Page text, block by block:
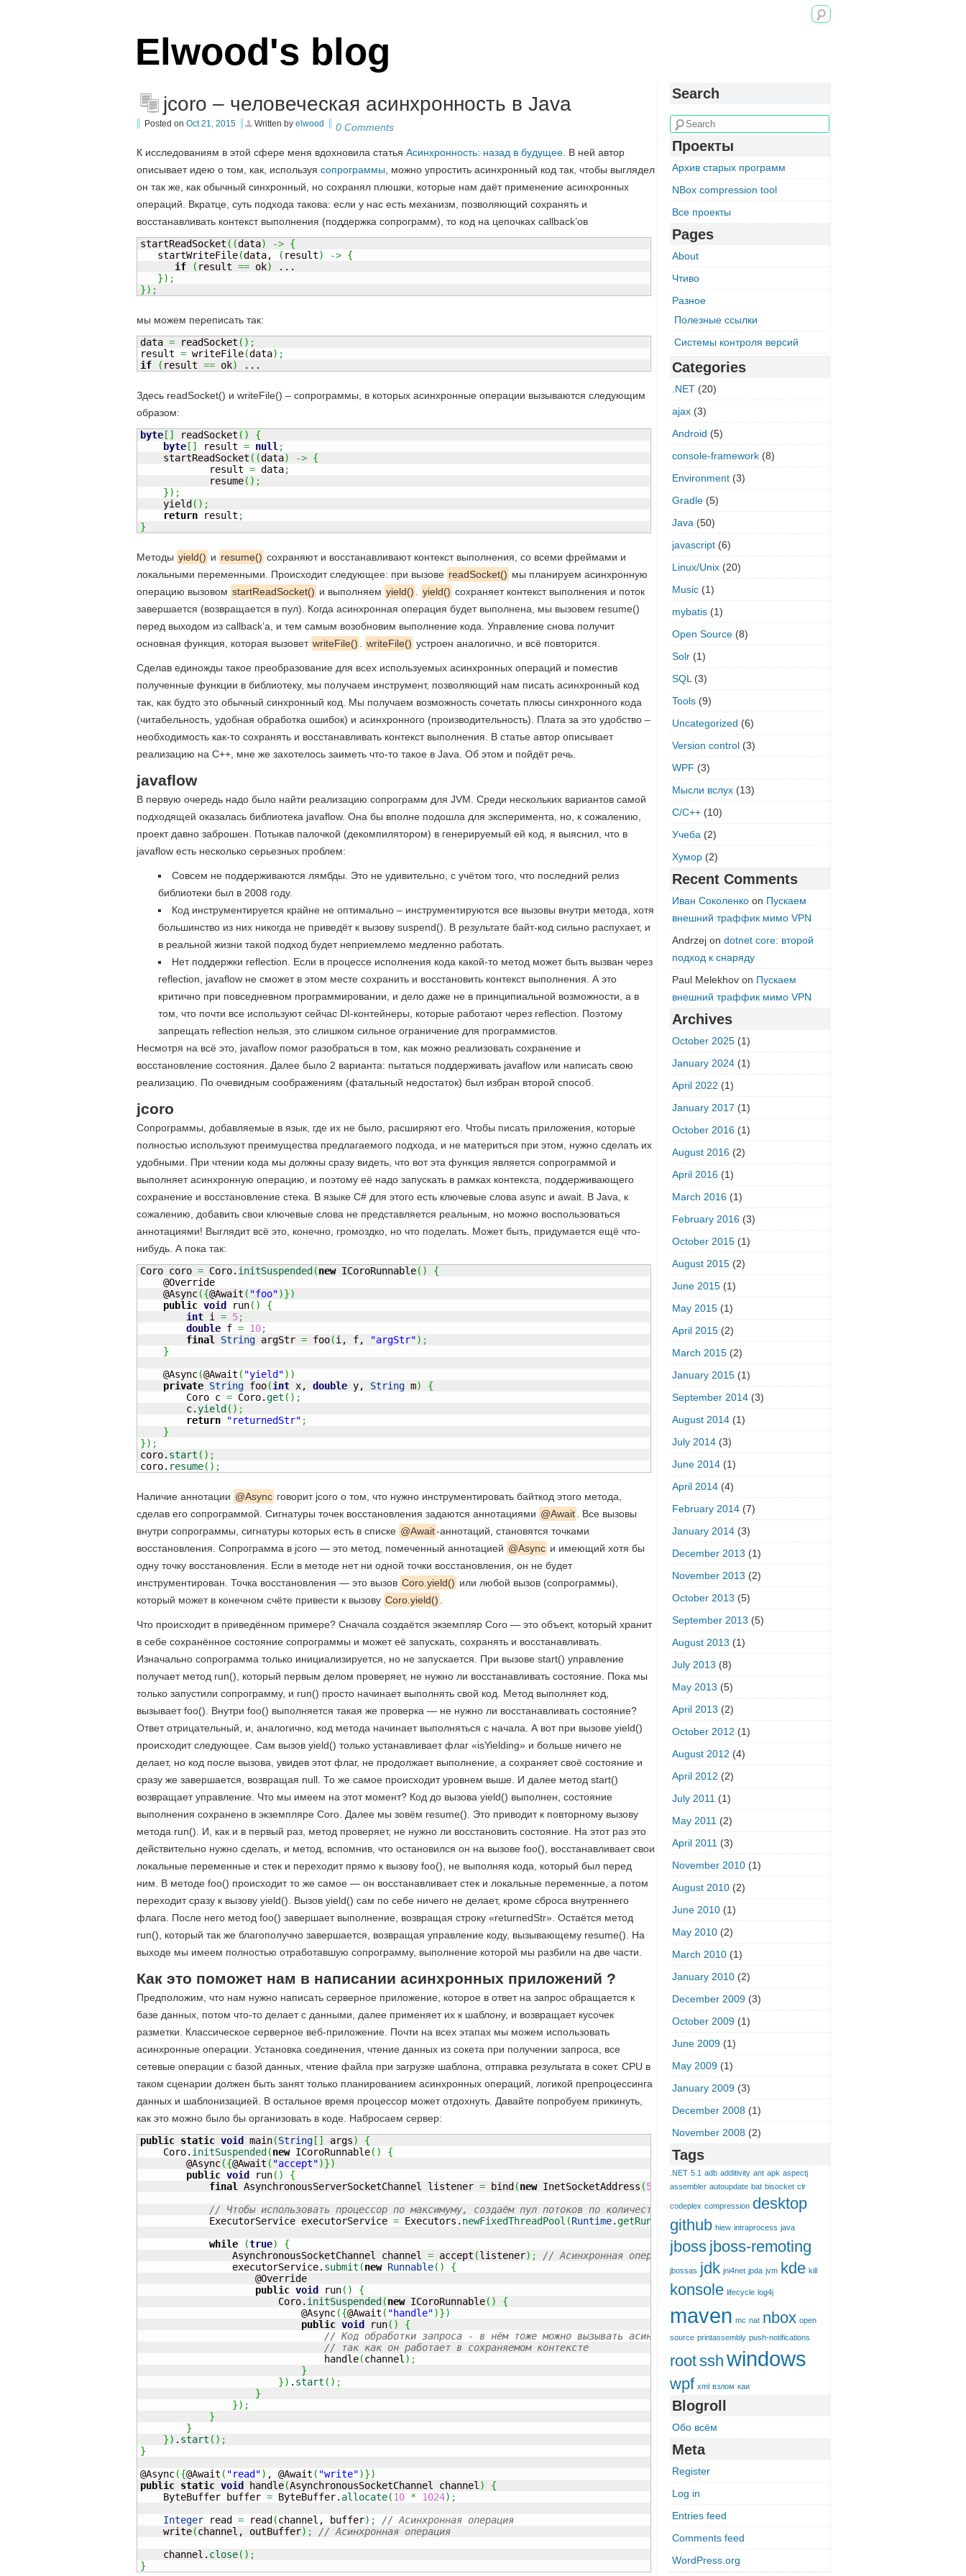
Elwood's blog
jcoro – человеческая асинхронность в Java
Posted on Oct 21, 2015 Written by elwood 0 Comments
К исследованиям в этой сфере меня вдохновила статья Асинхронность: назад в будущее . В ней автор
описывает идею о том, как, используя сопрограммы , можно упростить асинхронный код так, чтобы выглядел
он так же, как обычный синхронный, но сохранял плюшки, которые нам даёт применение асинхронных
операций. Вкратце, суть подхода такова: если у нас есть механизм, позволяющий сохранять и
восстанавливать контекст выполнения (поддержка сопрограмм), то код на цепочках callback’ов
startReadSocket ( (data) -> {
   startWriteFile
(data, ( result) -> {
if
( result == ok)
...
}) ;
}) ;
мы можем переписать так:
data = readSocket ( ) ;
result = writeFile(data) ;
if
( result == ok) ...
Здесь readSocket() и writeFile() – сопрограммы, в которых асинхронные операции вызываются следующим
образом:
byte [ ] readSocket ( )
{
byte [ ] result = null ;
    startReadSocket
( (data) -> {
	    result
= data;
	    resume
( ) ;
}) ;
    yield
( ) ;
return result ;
}
Методы yield() и resume() сохраняют и восстанавливают контекст выполнения, со всеми фреймами и
локальными переменными. Происходит следующее: при вызове readSocket() мы планируем асинхронную
операцию вызовом startReadSocket() и выполняем yield() yield() сохраняет контекст выполнения и поток
завершается (возвращается в пул). Когда асинхронная операция будет выполнена, мы вызовем resume()
перед выходом из callback’a, и тем самым возобновим выполнение кода. Управление снова получит
основная функция, которая вызовет writeFile() writeFile() устроен аналогично, и всё повторится.
Сделав единожды такое преобразование для всех используемых асинхронных операций и поместив
полученные функции в библиотеку, мы получаем инструмент, позволяющий нам писать асинхронный код
так, как будто это обычный синхронный код. Мы получаем возможность сочетать плюсы синхронного кода
(читабельность, удобная обработка ошибок) и асинхронного (производительность). Плата за это удобство –
необходимость как-то сохранять и восстанавливать контекст выполнения. В статье автор описывает
реализацию на С++, мне же захотелось заиметь что-то такое в Java. Об этом и пойдёт речь.
javaflow
В первую очередь надо было найти реализацию сопрограмм для JVM. Среди нескольких вариантов самой
подходящей оказалась библиотека javaflow. Она бы вполне подошла для эксперимента, но, к сожалению,
проект давно заброшен. Потыкав палочкой (декомпилятором) в генерируемый ей код, я выяснил, что в
javaflow есть несколько серьезных проблем:
Совсем не поддерживаются лямбды. Это не удивительно, с учётом того, что последний релиз
библиотеки был в 2008 году.
Код инструментируется крайне не оптимально – инструментируются все вызовы внутри метода, хотя
большинство из них никогда не приведёт к вызову suspend(). В результате байт-код сильно распухает, и
в реальной жизни такой подход будет неприемлемо медленно работать.
Нет поддержки reflection. Если в процессе исполнения кода какой-то метод может быть вызван через
reflection, javaflow не сможет в этом месте сохранить и восстановить контекст выполнения. А это
критично при повседневном программировании, и дело даже не в принципиальной возможности, а в
том, что почти все используют сейчас DI-контейнеры, которые работают через reflection. Поэтому
запрещать reflection нельзя, это слишком сильное ограничение для программистов.
Несмотря на всё это, javaflow помог разобраться в том, как можно реализовать сохранение и
восстановление состояния. Далее было 2 варианта: пытаться поддерживать javaflow или написать свою
реализацию. По очевидным соображениям (фатальный недостаток) был избран второй способ.
jcoro
Сопрограммы, добавляемые в язык, где их не было, расширяют его. Чтобы писать приложения, которые
полностью используют преимущества предлагаемого подхода, и не материться при этом, нужно сделать их
удобными. При чтении кода мы должны сразу видеть, что вот эта функция является сопрограммой и
выполняет асинхронную операцию, и поэтому её надо запускать в рамках контекста, поддерживающего
сохранение и восстановление стека. В языке C# для этого есть ключевые слова async и await. В Java, к
сожалению, добавить свои ключевые слова не представляется реальным, но можно воспользоваться
аннотациями! Выглядит всё это, конечно, громоздко, но что поделать. Может быть, придумается ещё что-
нибудь. А пока так:
Coro coro = Coro. initSuspended (new ICoroRunnable( )
{
    @Override
    @Async
({@Await ( "foo")})
public void run( )
{
int i = 5;
double f = 10;
final
String argStr = foo(i, f, "argStr") ;
}
    @Async
(@Await ( "yield") )
private String foo(int x, double y, String m)
{
        Coro c
= Coro.get ( ) ;
        c.
yield ( ) ;
return
"returnedStr" ;
}
}) ;
coro. start ( ) ;
coro. resume( ) ;
Наличие аннотации @Async говорит jcoro о том, что нужно инструментировать байткод этого метода,
сделав его сопрограммой. Сигнатуры точек восстановления задаются аннотациями @Await
. Все вызовы
внутри сопрограммы, сигнатуры которых есть в списке @Await-аннотаций, становятся точками
восстановления. Сопрограмма в jcoro — это метод, помеченный аннотацией @Async и имеющий хотя бы
одну точку восстановления. Если в методе нет ни одной точки восстановления, он не будет
инструментирован. Точка восстановления — это вызов Coro.yield() или любой вызов (сопрограммы),
который может в конечном счёте привести к вызову Coro.yield()
Что происходит в приведённом примере? Сначала создаётся экземпляр Coro — это объект, который хранит
в себе сохранённое состояние сопрограммы и может её запускать, сохранять и восстанавливать.
Изначально сопрограмма только инициализируется, но не запускается. При вызове start() управление
получает метод run(), который первым делом проверяет, не нужно ли восстанавливать состояние. Пока мы
только запустили сопрограмму, и run() просто начинает выполнять свой код. Метод выполняет код,
вызывает foo(). Внутри foo() выполняется такая же проверка — не нужно ли восстанавливать состояние?
Ответ отрицательный, и, аналогично, код метода начинает выполняться с начала. А вот при вызове yield()
происходит следующее. Сам вызов yield() только устанавливает флаг «isYielding» и больше ничего не
делает, но код после вызова, увидев этот флаг, не продолжает выполнение, а сохраняет своё состояние и
сразу же завершается, возвращая null. То же самое происходит уровнем выше. И далее метод start()
возвращает управление. Что мы имеем на этот момент? Код до вызова yield() выполнен, состояние
выполнения сохранено в экземпляре Coro. Далее мы зовём resume(). Это приводит к повторному вызову
метода run(). И, как и в первый раз, метод проверяет, не нужно ли восстановить состояние. На этот раз это
действительно нужно сделать, и метод, вспомнив, что остановился он на вызове foo(), восстанавливает свои
локальные переменные и стек и переходит прямо к вызову foo(), не выполняя кода, который был перед
ним. В методе foo() происходит то же самое — он восстанавливает стек и локальные переменные, а потом
переходит сразу к вызову yield(). Вызов yield() сам по себе ничего не делает, кроме сброса внутреннего
флага. После него метод foo() завершает выполнение, возвращая строку «returnedStr». Остаётся метод
run(), который так же благополучно завершается, возвращая управление коду, вызывающему resume(). На
выходе мы имеем полностью отработавшую сопрограмму, выполнение которой мы разбили на две части.
Как это поможет нам в написании асинхронных приложений ?
Предположим, что нам нужно написать серверное приложение, которое в ответ на запрос обращается к
базе данных, потом что-то делает с данными, далее применяет их к шаблону, и возвращает кусочек
разметки. Классическое серверное веб-приложение. Почти на всех этапах мы можем использовать
асинхронные операции. Установка соединения, чтение данных из сокета при получении запроса, все
сетевые операции с базой данных, чтение файла при загрузке шаблона, отправка результата в сокет. CPU в
таком сценарии должен быть занят только планированием асинхронных операций, логикой препроцессинга
данных и шаблонизацией. В остальное время процессор может отдохнуть. Давайте попробуем прикинуть,
как это можно было бы организовать в коде. Набросаем сервер:
public static void main(String [ ] args)
{
    Coro.
initSuspended (new ICoroRunnable( )
{
        @Async
({@Await ( "accept")})
public void run( )
{
final
AsynchronousServerSocketChannel listener = bind (new InetSocketAddress (5000 ));
// Чтобы использовать процессор по максимуму, создаём пул потоков по количеству ядер
            ExecutorService executorService
= Executors. newFixedThreadPool (Runtime.getRuntime().availableProcessors
while
(true)
{
                AsynchronousSocketChannel channel
= accept (listener) ;
// Асинхронная операция
                executorService.
submit (new Runnable( )
{
                    @Override
public void run( )
{
                        Coro.
initSuspended (new ICoroRunnable( )
{
                            @Async
({@Await ( "handle")})
public void run( )
{
// Код обработки запроса - в нём тоже можно вызывать асинхронные операции,
// так как он работает в сохраняемом контексте
                                handle
(channel ) ;
}
}) . start ( ) ;
}
}) ;
}
}
}) . start ( ) ;
}
@Async({@Await ( "read") , @Await ( "write")})
public static void handle(AsynchronousSocketChannel channel )
{
    ByteBuffer buffer
= ByteBuffer. allocate(10 * 1024) ;
Integer read = read (channel, buffer) ;
// Асинхронная операция
    write
(channel, outBuffer) ;
// Асинхронная операция
    channel.
close( ) ;
}
Search
Проекты
Архив старых программ
NBox compression tool
Все проекты
Pages
About
Чтиво
Разное
Полезные ссылки
Системы контроля версий
Categories
.NET (20)
ajax (3)
Android (5)
console-framework (8)
Environment (3)
Gradle (5)
Java (50)
javascript (6)
Linux/Unix (20)
Music (1)
mybatis (1)
Open Source (8)
Solr (1)
SQL (3)
Tools (9)
Uncategorized (6)
Version control (3)
WPF (3)
Мысли вслух (13)
С/C++ (10)
Учеба (2)
Хумор (2)
Recent Comments
Иван Соколенко on Пускаем
внешний траффик мимо VPN
Andrzej ondotnet core: второй
подход к снаряду
Paul Melekhov on Пускаем
внешний траффик мимо VPN
Archives
October 2025 (1)
January 2024 (1)
April 2022 (1)
January 2017 (1)
October 2016 (1)
August 2016 (2)
April 2016 (1)
March 2016 (1)
February 2016 (3)
October 2015 (1)
August 2015 (2)
June 2015 (1)
May 2015 (1)
April 2015 (2)
March 2015 (2)
January 2015 (1)
September 2014 (3)
August 2014 (1)
July 2014 (3)
June 2014 (1)
April 2014 (4)
February 2014 (7)
January 2014 (3)
December 2013 (1)
November 2013 (2)
October 2013 (5)
September 2013 (5)
August 2013 (1)
July 2013 (8)
May 2013 (5)
April 2013 (2)
October 2012 (1)
August 2012 (4)
April 2012 (2)
July 2011 (1)
May 2011 (2)
April 2011 (3)
November 2010 (1)
August 2010 (2)
June 2010 (1)
May 2010 (2)
March 2010 (1)
January 2010 (2)
December 2009 (3)
October 2009 (1)
June 2009 (1)
May 2009 (1)
January 2009 (3)
December 2008 (1)
November 2008 (2)
Tags
.NET 5.1 adb additivity ant apk aspectj
assembler autoupdate bat bisocket clr
codeplex compression desktop
github hiew intraprocess java
jboss jboss-remoting
jbossas jdk jni4net jpda jvm kde kill
konsole lifecycle log4j
maven mc nat nbox open
source printassembly push-notifications
rootssh windows
wpf xml взлом каи
Blogroll
Обо всём
Meta
Register
Log in
Entries feed
Comments feed
WordPress.org